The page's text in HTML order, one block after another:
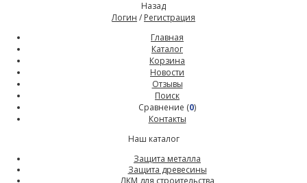
Назад
Логин / Регистрация
Главная
Каталог
Корзина
Новости
Отзывы
Поиск
Сравнение (0)
Контакты
Наш каталог
Защита металла
Защита древесины
ЛКМ для строительства